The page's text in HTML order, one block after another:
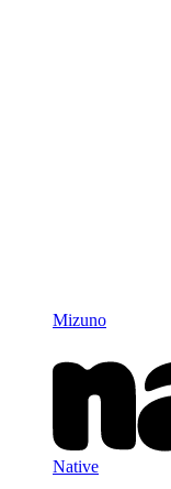
Mizuno
Native